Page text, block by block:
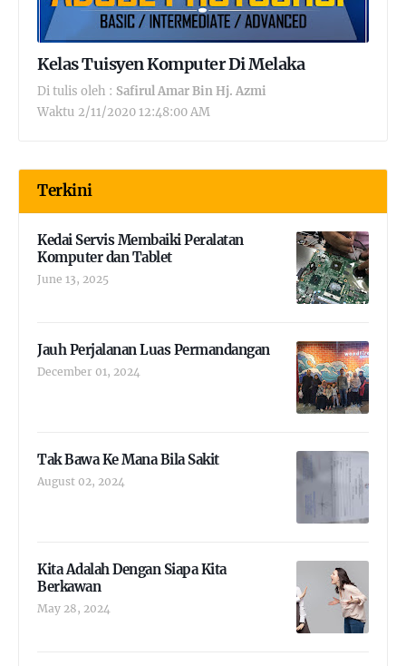
Kelas Tuisyen Komputer Di Melaka
Di tulis oleh : Safirul Amar Bin Hj. Azmi
Waktu 2/11/2020 12:48:00 AM
Terkini
Kedai Servis Membaiki Peralatan
Komputer dan Tablet
June 13, 2025
Jauh Perjalanan Luas Permandangan
December 01, 2024
Tak Bawa Ke Mana Bila Sakit
August 02, 2024
Kita Adalah Dengan Siapa Kita
Berkawan
May 28, 2024